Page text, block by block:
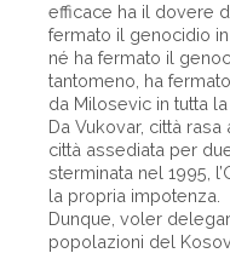
efficace ha il dovere
fermato il genocidio in
né ha fermato il
tantomeno, ha
da Milosevic in tutta la
Da Vukovar, città rasa
città assediata per
sterminata nel 1995,
la propria impotenza.
Dunque, voler
popolazioni del